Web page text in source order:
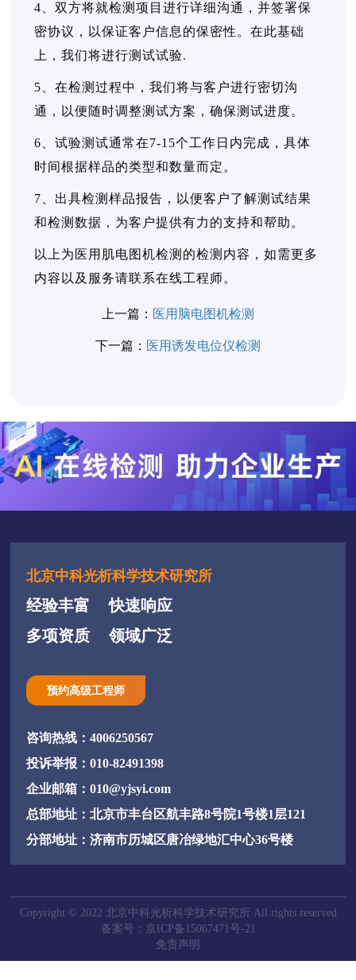
4、双方将就检测项目进行详细沟通，并签署保
密协议，以保证客户信息的保密性。在此基础
上，我们将进行测试试验.
5、在检测过程中，我们将与客户进行密切沟
通，以便随时调整测试方案，确保测试进度。
6、试验测试通常在7-15个工作日内完成，具体
时间根据样品的类型和数量而定。
7、出具检测样品报告，以便客户了解测试结果
和检测数据，为客户提供有力的支持和帮助。
以上为医用肌电图机检测的检测内容，如需更多
内容以及服务请联系在线工程师。
上一篇： 医用脑电图机检测
下一篇： 医用诱发电位仪检测
北京中科光析科学技术研究所
经验丰富
快速响应
多项资质
领域广泛
预约高级工程师
咨询热线：4006250567
投诉举报：010-82491398
企业邮箱：010@yjsyi.com
总部地址：北京市丰台区航丰路8号院1号楼1层121
分部地址：济南市历城区唐冶绿地汇中心36号楼
Copyright © 2022 北京中科光析科学技术研究所 All rights reserved
备案号：京ICP备15067471号-21
免责声明